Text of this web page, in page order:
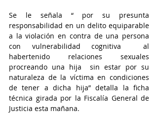
Se le señala “ por su presunta
responsabilidad en un delito equiparable
a la violación en contra de una persona
con vulnerabilidad cognitiva  al
habertenido relaciones sexuales
procreando una hija  sin estar por su
naturaleza de la víctima en condiciones
de tener a dicha hija” detalla la ficha
técnica girada por la Fiscalía General de
Justicia esta mañana.